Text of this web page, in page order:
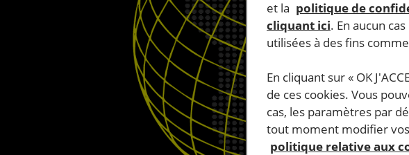
et la politique de
cliquant ici. En aucun
utilisées à des fins
En cliquant sur « OK
de ces cookies. Vous
cas, les paramètres par
tout moment modifier
politique relative aux